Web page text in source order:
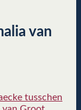
van
tusschen